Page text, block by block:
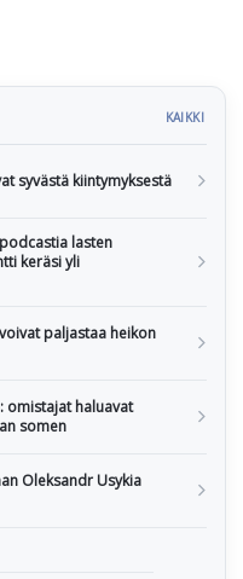
KAIKKI
syvästä kiintymyksestä
lasten
keräsi yli
paljastaa heikon
omistajat haluavat
somen
Oleksandr Usykia